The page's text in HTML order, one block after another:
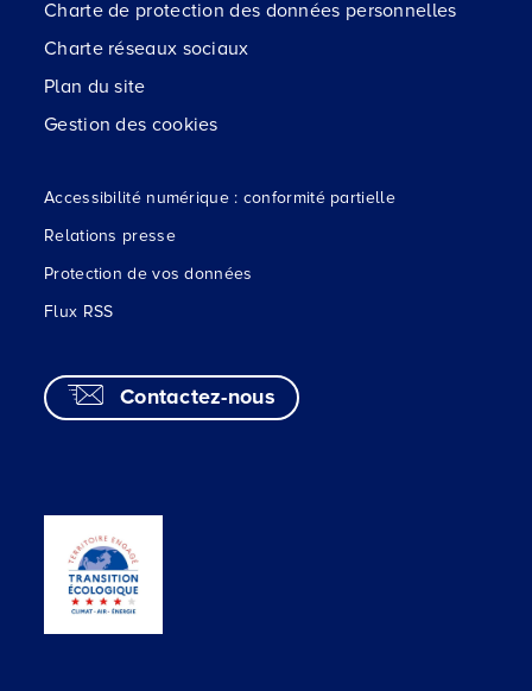
Charte de protection des données personnelles
Charte réseaux sociaux
Plan du site
Gestion des cookies
Accessibilité numérique : conformité partielle
Relations presse
Protection de vos données
Flux RSS
Contactez-nous